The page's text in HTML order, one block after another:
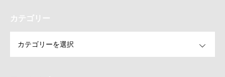
カテゴリー